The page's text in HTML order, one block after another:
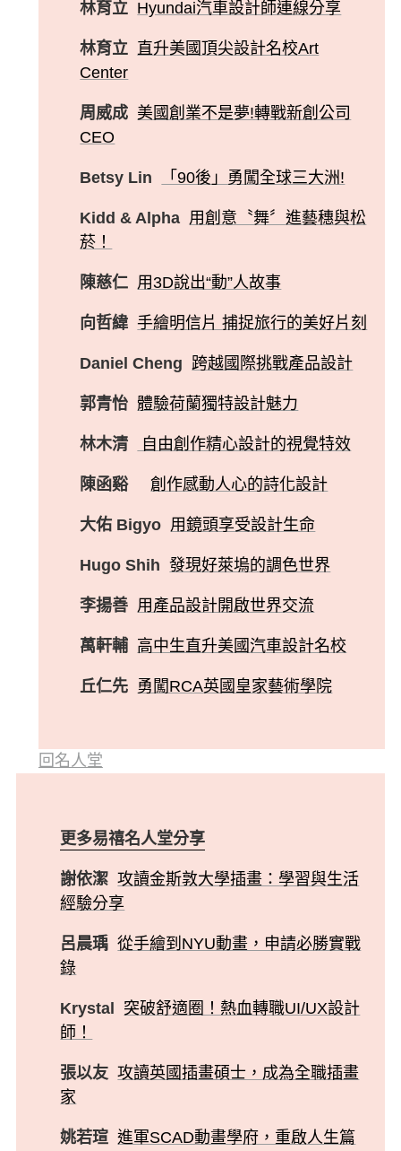
林育立 Hyundai汽車設計師連線分享
林育立 直升美國頂尖設計名校Art
Center
周威成 美國創業不是夢!轉戰新創公司
CEO
Betsy Lin 「90後」勇闖全球三大洲!
Kidd & Alpha 用創意〝舞〞進藝穗與松
菸！
陳慈仁 用3D說出“動”人故事
向哲緯 手繪明信片 捕捉旅行的美好片刻
Daniel Cheng 跨越國際挑戰產品設計
郭青怡 體驗荷蘭獨特設計魅力
林木清 自由創作精心設計的視覺特效
陳函谿 創作感動人心的詩化設計
大佑 Bigyo 用鏡頭享受設計生命
Hugo Shih 發現好萊塢的調色世界
李揚善 用產品設計開啟世界交流
萬軒輔 高中生直升美國汽車設計名校
丘仁先 勇闖RCA英國皇家藝術學院
回名人堂
更多易禧名人堂分享
謝依潔 攻讀金斯敦大學插畫：學習與生活
經驗分享
呂晨瑀 從手繪到NYU動畫，申請必勝實戰
錄
Krystal 突破舒適圈！熱血轉職UI/UX設計
師！
張以友 攻讀英國插畫碩士，成為全職插畫
家
姚若瑄 進軍SCAD動畫學府，重啟人生篇